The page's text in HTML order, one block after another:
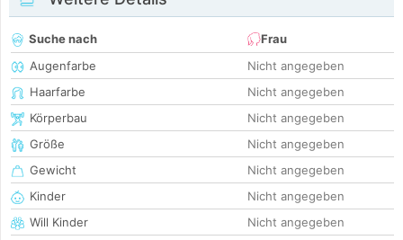
Suche nach
Frau
Augenfarbe
Nicht angegeben
Haarfarbe
Nicht angegeben
Körperbau
Nicht angegeben
Größe
Nicht angegeben
Gewicht
Nicht angegeben
Kinder
Nicht angegeben
Will Kinder
Nicht angegeben